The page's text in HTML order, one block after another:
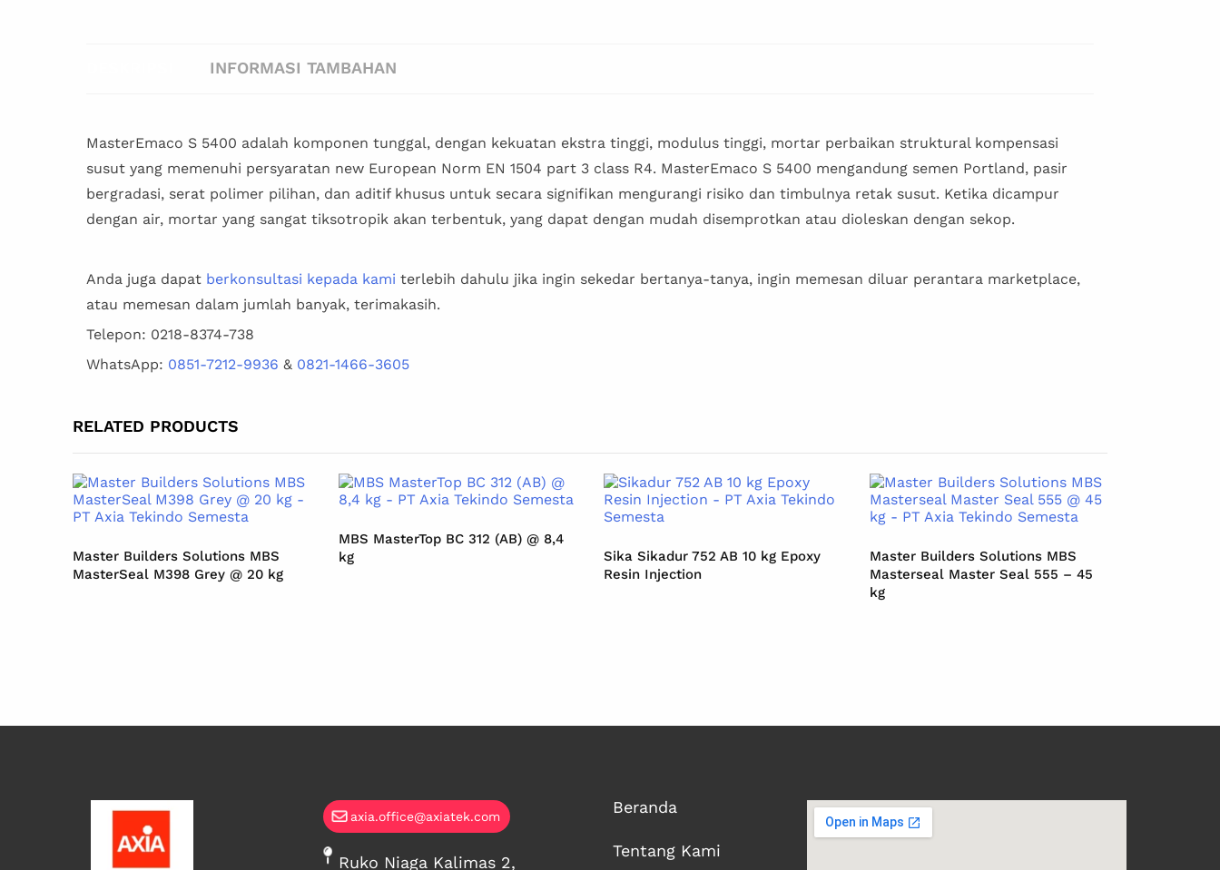
INFORMASI TAMBAHAN
MasterEmaco S 5400 adalah komponen tunggal, dengan kekuatan ekstra tinggi, modulus tinggi, mortar perbaikan struktural kompensasi
susut yang memenuhi persyaratan new European Norm EN 1504 part 3 class R4. MasterEmaco S 5400 mengandung semen Portland, pasir
bergradasi, serat polimer pilihan, dan aditif khusus untuk secara signifikan mengurangi risiko dan timbulnya retak susut. Ketika dicampur
dengan air, mortar yang sangat tiksotropik akan terbentuk, yang dapat dengan mudah disemprotkan atau dioleskan dengan sekop.
Anda juga dapat berkonsultasi kepada kami terlebih dahulu jika ingin sekedar bertanya-tanya, ingin memesan diluar perantara marketplace,
atau memesan dalam jumlah banyak, terimakasih.
Telepon: 0218-8374-738
WhatsApp: 0851-7212-9936 & 0821-1466-3605
RELATED PRODUCTS
Master Builders Solutions MBS
MasterSeal M398 Grey @ 20 kg
MBS MasterTop BC 312 (AB) @ 8,4
kg
Sika Sikadur 752 AB 10 kg Epoxy
Resin Injection
Master Builders Solutions MBS
Masterseal Master Seal 555 – 45
kg
axia.office@axiatek.com
Ruko Niaga Kalimas 2,
Beranda
Tentang Kami